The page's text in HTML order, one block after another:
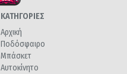
ΚΑΤΗΓΟΡΙΕΣ
Αρχική
Ποδόσφαιρο
Μπάσκετ
Αυτοκίνητο